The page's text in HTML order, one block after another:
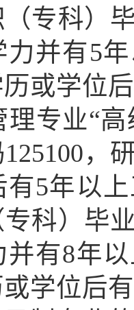
专科）
力并有5
或学位
理专业“
，
有5年以
科）毕
并有8年
学位后